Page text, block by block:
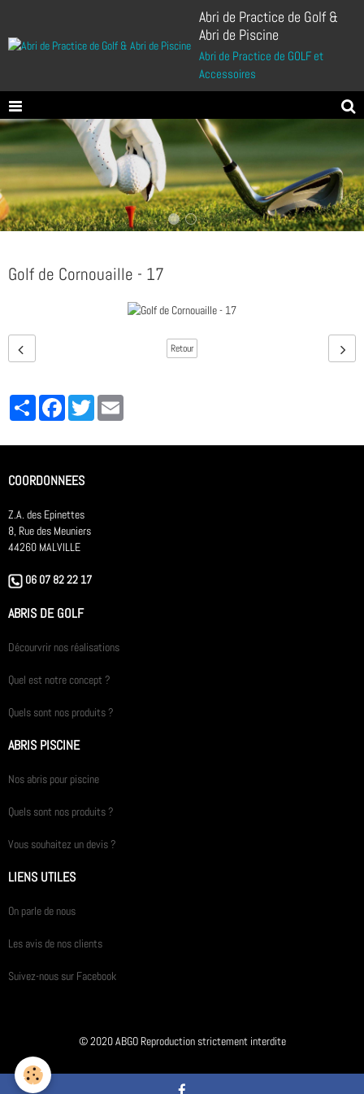
Abri de Practice de Golf &
Abri de Piscine
Abri de Practice de GOLF et
Accessoires
Golf de Cornouaille - 17
Retour
PartagerFacebookTwitter
COORDONNEES
Z.A. des Epinettes
8, Rue des Meuniers
44260 MALVILLE
06 07 82 22 17
ABRIS DE GOLF
Décourvrir nos réalisations
Quel est notre concept ?
Quels sont nos produits ?
ABRIS PISCINE
Nos abris pour piscine
Quels sont nos produits ?
Vous souhaitez un devis ?
LIENS UTILES
On parle de nous
Les avis de nos clients
Suivez-nous sur Facebook
© 2020 ABGO Reproduction strictement interdite